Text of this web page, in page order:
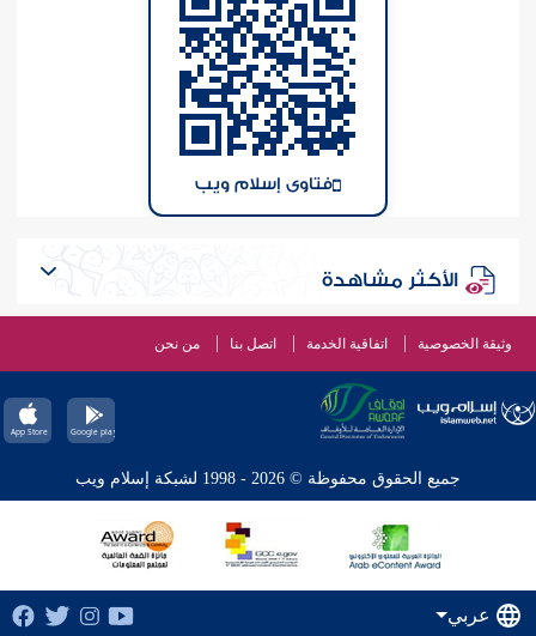
فتاوى إسلام ويب
الأكثر مشاهدة
وثيقة الخصوصية اتفاقية الخدمة اتصل بنا من نحن
جميع الحقوق محفوظة © 2026 - 1998 لشبكة إسلام ويب
عربي